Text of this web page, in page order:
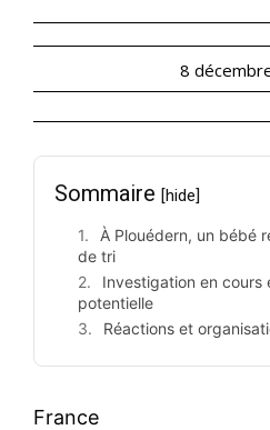
8
Sommaire [hide]
À Plouédern, un bébé
de tri
Investigation en cours
potentielle
Réactions et
France